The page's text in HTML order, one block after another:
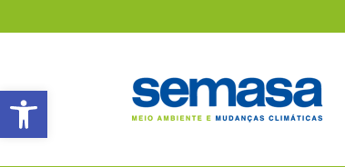
Abrir a barra de ferramentas